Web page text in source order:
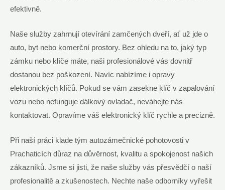
efektivně.
Naše služby zahrnují otevírání zamčených dveří, ať už jde o
auto, byt nebo komerční prostory. Bez ohledu na to, jaký typ
zámku nebo klíče máte, naši profesionálové vás dovnitř
dostanou bez poškození. Navíc nabízíme i opravy
elektronických klíčů. Pokud se vám zasekne klíč v zapalování
vozu nebo nefunguje dálkový ovladač, neváhejte nás
kontaktovat. Opravíme váš elektronický klíč rychle a precizně.
Při naší práci klade tým autozámečnické pohotovosti v
Prachaticích důraz na důvěrnost, kvalitu a spokojenost našich
zákazníků. Jsme si jisti, že naše služby vás přesvědčí o naší
profesionalitě a zkušenostech. Nechte naše odborníky vyřešit